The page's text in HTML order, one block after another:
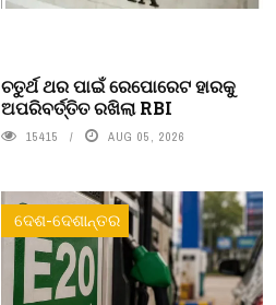
ଚତୁର୍ଥ ଥର ପାଇଁ ରେପୋରେଟ ହାରକୁ
ଅପରିବର୍ତ୍ତିତ ରଖିଲା RBI
15415 AUG 05, 2026
ଦେଶ-ଦେଶାନ୍ତର